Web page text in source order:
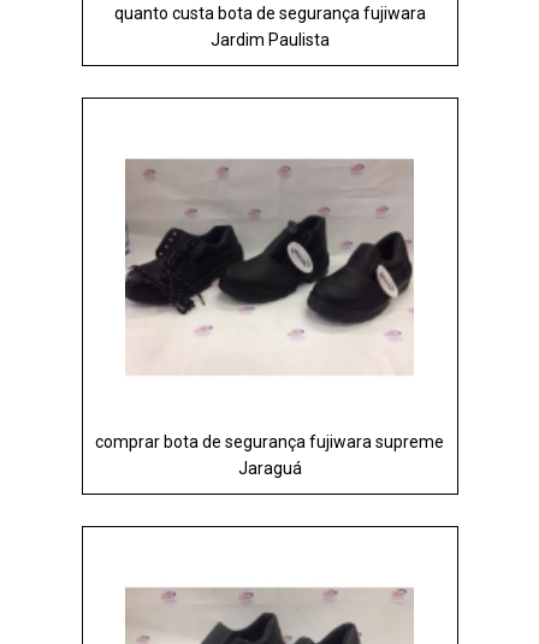
quanto custa bota de segurança fujiwara
Jardim Paulista
comprar bota de segurança fujiwara supreme
Jaraguá